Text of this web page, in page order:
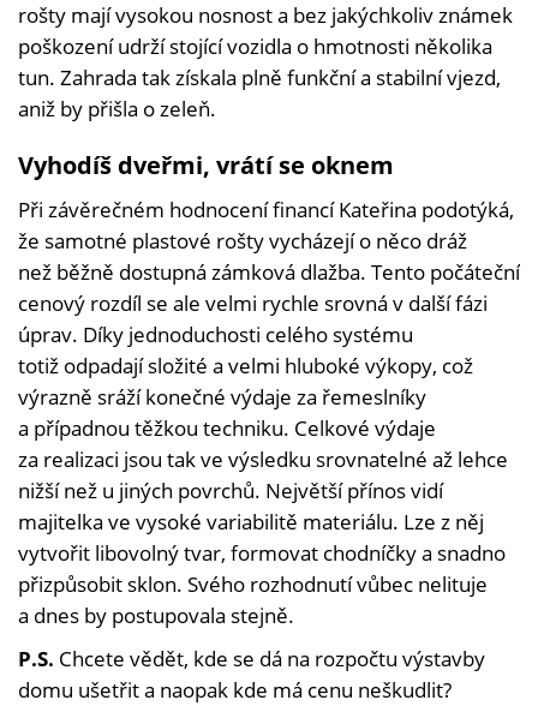
rošty mají vysokou nosnost a bez jakýchkoliv známek
poškození udrží stojící vozidla o hmotnosti několika
tun. Zahrada tak získala plně funkční a stabilní vjezd,
aniž by přišla o zeleň.
Vyhodíš dveřmi, vrátí se oknem
Při závěrečném hodnocení financí Kateřina podotýká,
že samotné plastové rošty vycházejí o něco dráž
než běžně dostupná zámková dlažba. Tento počáteční
cenový rozdíl se ale velmi rychle srovná v další fázi
úprav. Díky jednoduchosti celého systému
totiž odpadají složité a velmi hluboké výkopy, což
výrazně sráží konečné výdaje za řemeslníky
a případnou těžkou techniku. Celkové výdaje
za realizaci jsou tak ve výsledku srovnatelné až lehce
nižší než u jiných povrchů. Největší přínos vidí
majitelka ve vysoké variabilitě materiálu. Lze z něj
vytvořit libovolný tvar, formovat chodníčky a snadno
přizpůsobit sklon. Svého rozhodnutí vůbec nelituje
a dnes by postupovala stejně.
P.S. Chcete vědět, kde se dá na rozpočtu výstavby
domu ušetřit a naopak kde má cenu neškudlit?